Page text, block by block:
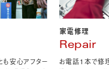
安心アフター
家電修理
Repair
お電話1本で修